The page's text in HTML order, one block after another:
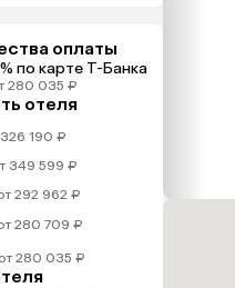
оплаты
по карте Т-Банка
280 035 ₽
отеля
190 ₽
349 599 ₽
292 962 ₽
280 709 ₽
280 035 ₽